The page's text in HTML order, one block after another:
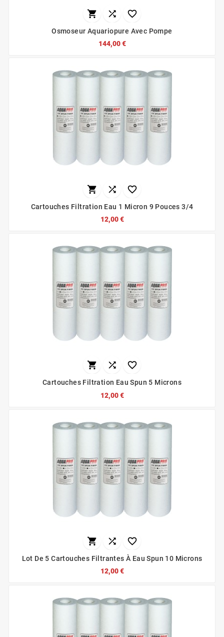
  
Osmoseur Aquariopure Avec Pompe
144,00 €
  
Cartouches Filtration Eau 1 Micron 9 Pouces 3/4
12,00 €
  
Cartouches Filtration Eau Spun 5 Microns
12,00 €
  
Lot De 5 Cartouches Filtrantes À Eau Spun 10 Microns
12,00 €